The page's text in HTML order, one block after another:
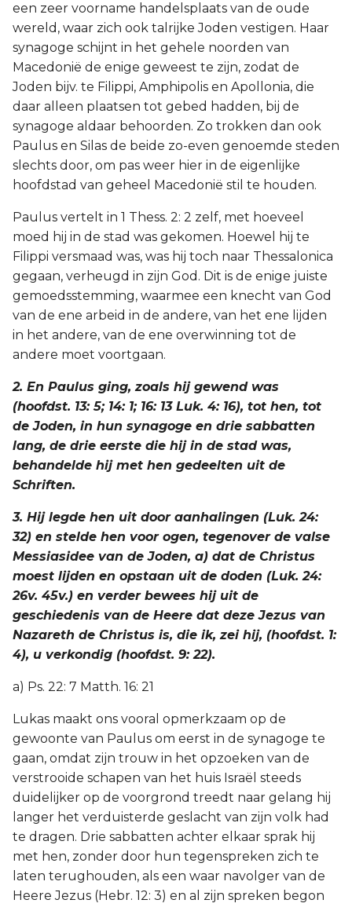
een zeer voorname handelsplaats van de oude
wereld, waar zich ook talrijke Joden vestigen. Haar
synagoge schijnt in het gehele noorden van
Macedonië de enige geweest te zijn, zodat de
Joden bijv. te Filippi, Amphipolis en Apollonia, die
daar alleen plaatsen tot gebed hadden, bij de
synagoge aldaar behoorden. Zo trokken dan ook
Paulus en Silas de beide zo-even genoemde steden
slechts door, om pas weer hier in de eigenlijke
hoofdstad van geheel Macedonië stil te houden.
Paulus vertelt in 1 Thess. 2: 2 zelf, met hoeveel
moed hij in de stad was gekomen. Hoewel hij te
Filippi versmaad was, was hij toch naar Thessalonica
gegaan, verheugd in zijn God. Dit is de enige juiste
gemoedsstemming, waarmee een knecht van God
van de ene arbeid in de andere, van het ene lijden
in het andere, van de ene overwinning tot de
andere moet voortgaan.
2. En Paulus ging, zoals hij gewend was
(hoofdst. 13: 5; 14: 1; 16: 13 Luk. 4: 16), tot hen, tot
de Joden, in hun synagoge en drie sabbatten
lang, de drie eerste die hij in de stad was,
behandelde hij met hen gedeelten uit de
Schriften.
3. Hij legde hen uit door aanhalingen (Luk. 24:
32) en stelde hen voor ogen, tegenover de valse
Messiasidee van de Joden, a) dat de Christus
moest lijden en opstaan uit de doden (Luk. 24:
26v. 45v.) en verder bewees hij uit de
geschiedenis van de Heere dat deze Jezus van
Nazareth de Christus is, die ik, zei hij, (hoofdst. 1:
4), u verkondig (hoofdst. 9: 22).
a) Ps. 22: 7 Matth. 16: 21
Lukas maakt ons vooral opmerkzaam op de
gewoonte van Paulus om eerst in de synagoge te
gaan, omdat zijn trouw in het opzoeken van de
verstrooide schapen van het huis Israël steeds
duidelijker op de voorgrond treedt naar gelang hij
langer het verduisterde geslacht van zijn volk had
te dragen. Drie sabbatten achter elkaar sprak hij
met hen, zonder door hun tegenspreken zich te
laten terughouden, als een waar navolger van de
Heere Jezus (Hebr. 12: 3) en al zijn spreken begon